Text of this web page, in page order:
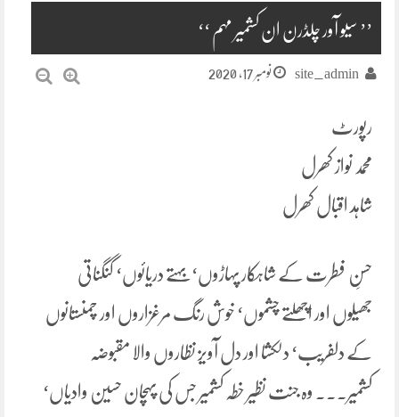
’’ سیو آور چلڈرن ان کشمیر مہم ‘‘
site_admin نومبر 17, 2020
رپورٹ
محمد نواز کھرل
شاہد اقبال کھرل
حسنِ فطرت کے شاہکار پہاڑوں‘ بہتے دریائوں‘ گنگناتی
جھیلوں اور اچھلتے چشموں‘ خوش رنگ مرغزاروں اور چمنستانوں
کے دلفریب‘ دلکشا اور دل آویز نظاروں والا مقبوضہ
کشمیر۔۔۔ وہ جنت نظیر خطہ کشمیر جس کی پہچان حسین وادیاں‘